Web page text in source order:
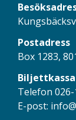
Postadress
Box 1283,
Biljettkassa
Telefon 026-
E-post: